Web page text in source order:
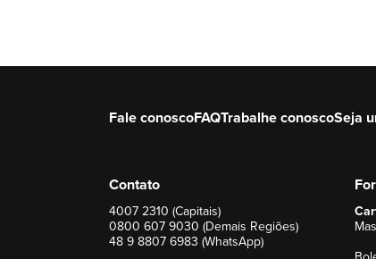
Contato
4007 2310 (Capitais)
0800 607 9030 (Demais Regiões)
48 9 8807 6983 (WhatsApp)
Fale conoscoFAQTrabalhe conoscoSeja